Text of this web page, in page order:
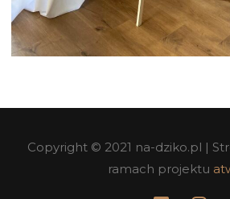
Copyright © 2021 na-dziko.pl |
ramach projektu